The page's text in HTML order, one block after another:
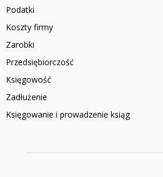
Podatki
Koszty firmy
Zarobki
Przedsiębiorczość
Księgowość
Zadłużenie
Księgowanie i prowadzenie ksiąg